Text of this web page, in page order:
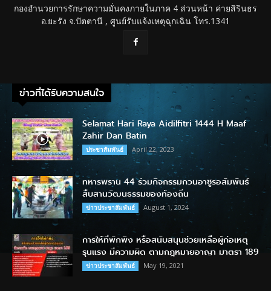
กองอำนวยการรักษาความมั่นคงภายในภาค 4 ส่วนหน้า ค่ายสิรินธร
อ.ยะรัง จ.ปัตตานี , ศูนย์รับแจ้งเหตุฉุกเฉิน โทร.1341
ข่าวที่ได้รับความสนใจ
Selamat Hari Raya Aidilfitri 1444 H Maaf
Zahir Dan Batin
ประชาสัมพันธ์ April 22, 2023
ทหารพราน 44 ร่วมกิจกรรมกวนอาซูรอสัมพันธ์
สืบสานวัฒนธรรมของท้องถิ่น
ข่าวประชาสัมพันธ์ August 1, 2024
การให้ที่พักพิง หรือสนับสนุนช่วยเหลือผู้ก่อเหตุ
รุนแรง มีความผิด ตามกฎหมายอาญา มาตรา 189
ข่าวประชาสัมพันธ์ May 19, 2021